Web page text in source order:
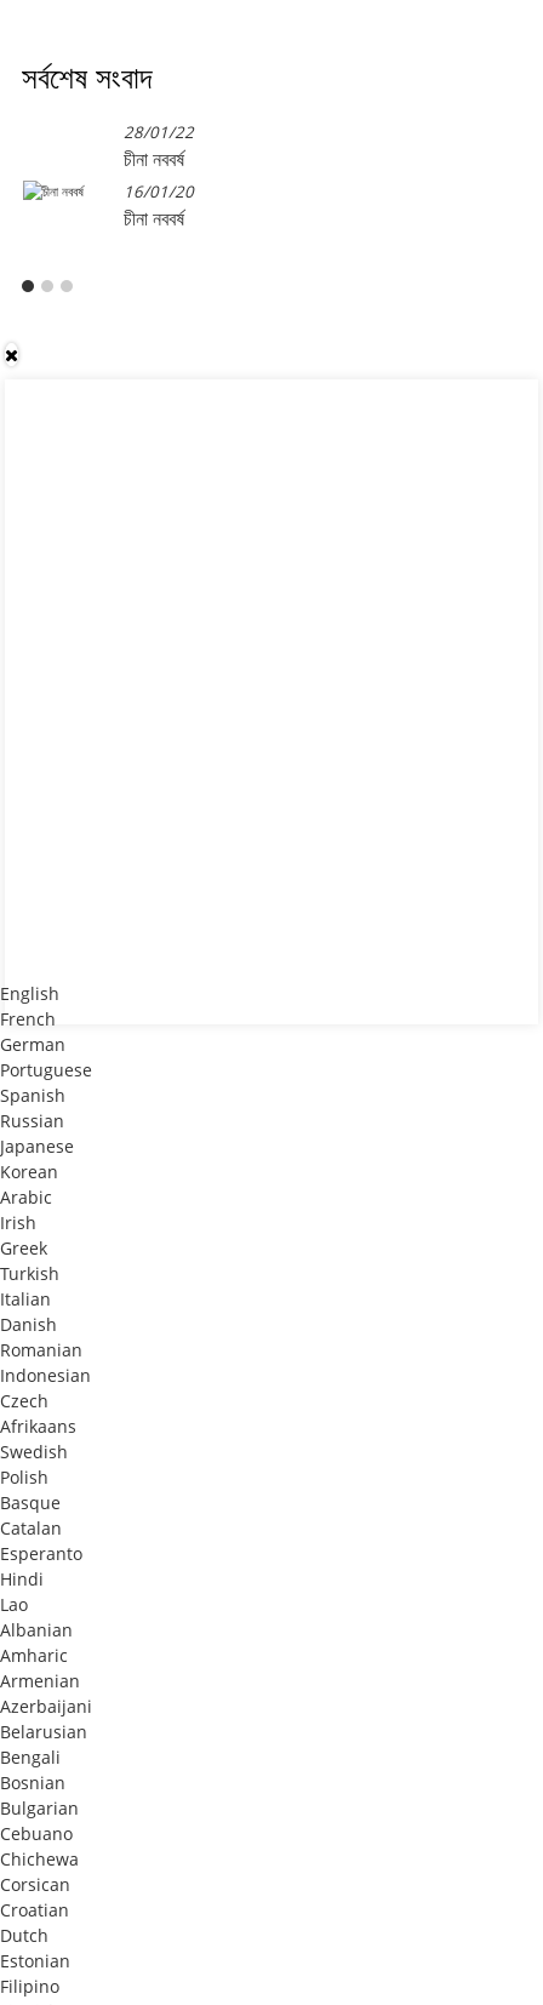
সর্বশেষ সংবাদ
28/01/22
চীনা নববর্ষ
16/01/20
চীনা নববর্ষ
English
French
German
Portuguese
Spanish
Russian
Japanese
Korean
Arabic
Irish
Greek
Turkish
Italian
Danish
Romanian
Indonesian
Czech
Afrikaans
Swedish
Polish
Basque
Catalan
Esperanto
Hindi
Lao
Albanian
Amharic
Armenian
Azerbaijani
Belarusian
Bengali
Bosnian
Bulgarian
Cebuano
Chichewa
Corsican
Croatian
Dutch
Estonian
Filipino